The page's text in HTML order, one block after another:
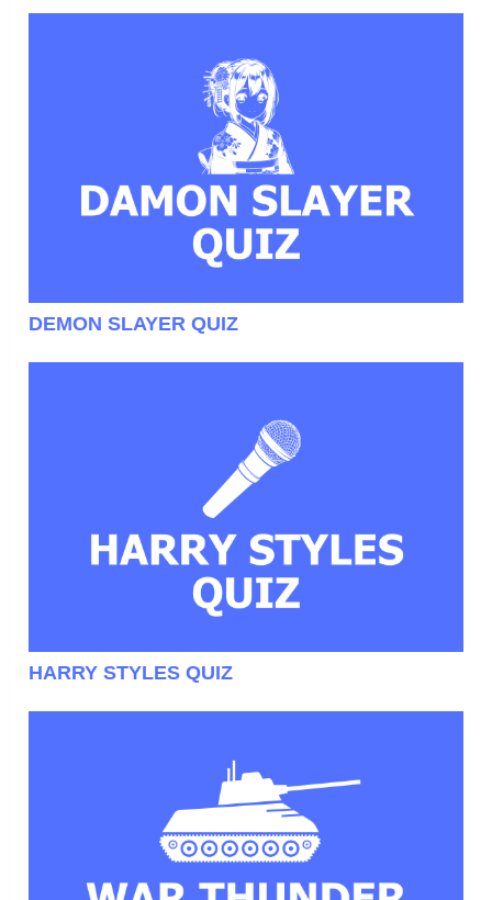
DEMON SLAYER QUIZ
HARRY STYLES QUIZ